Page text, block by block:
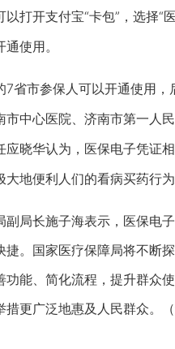
打开支付宝“卡包”，选择“
使用。
市参保人可以开通使用，
市中心医院、济南市第一人
应晓华认为，医保电子凭证
地便利人们的看病买药行
长施子海表示，医保电子
捷。国家医疗保障局将不断
功能、简化流程，提升群众
更广泛地惠及人民群众。（